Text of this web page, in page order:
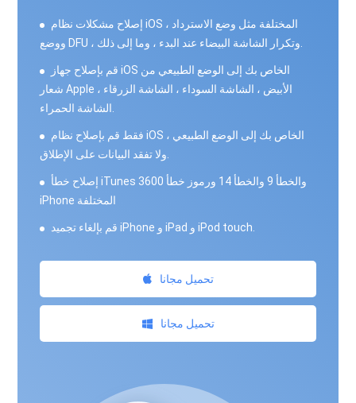
إصلاح مشكلات نظام iOS المختلفة مثل وضع الاسترداد ،
قم بإصلاح جهاز iOS الخاص بك إلى الوضع الطبيعي من
شعار Apple الأبيض ، الشاشة السوداء ، الشاشة الزرقاء ،
فقط قم بإصلاح نظام iOS الخاص بك إلى الوضع الطبيعي ،
إصلاح خطأ iTunes 3600 والخطأ 9 والخطأ 14 ورموز خطأ
iPhone المختلفة
قم بإلغاء تجميد iPhone و iPad و iPod touch.
تحميل مجانا
تحميل مجانا